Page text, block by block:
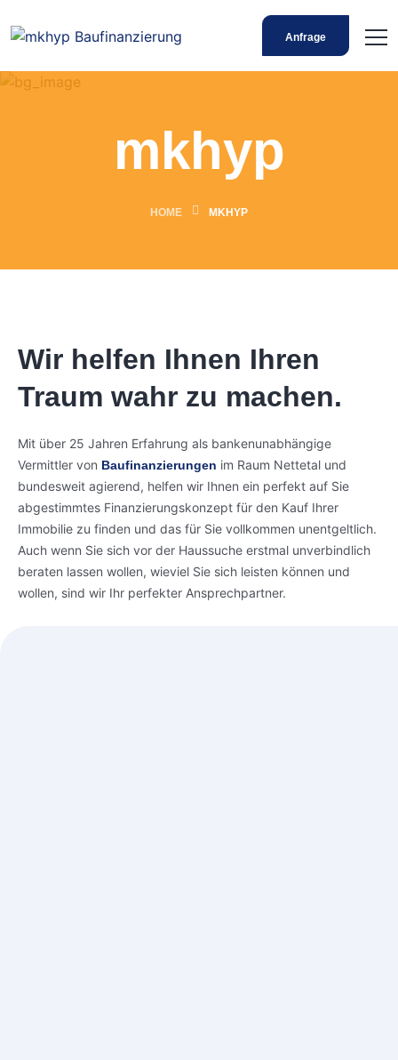
Anfrage
mkhyp
HOME MKHYP
Wir helfen Ihnen Ihren
Traum wahr zu machen.
Mit über 25 Jahren Erfahrung als bankenunabhängige
Vermittler von Baufinanzierungen im Raum Nettetal und
bundesweit agierend, helfen wir Ihnen ein perfekt auf Sie
abgestimmtes Finanzierungs­konzept für den Kauf Ihrer
Immobilie zu finden und das für Sie vollkommen unentgeltlich.
Auch wenn Sie sich vor der Haussuche erstmal unverbindlich
beraten lassen wollen, wieviel Sie sich leisten können und
wollen, sind wir Ihr perfekter Ansprechpartner.